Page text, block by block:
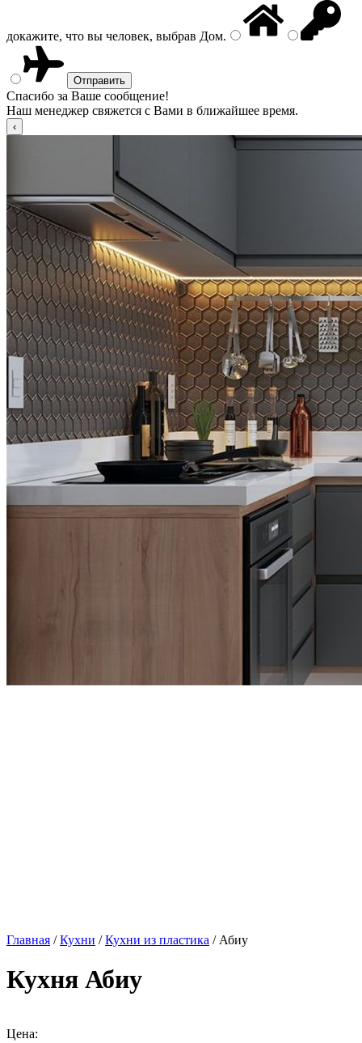
докажите, что вы человек, выбрав Дом.
Спасибо за Ваше сообщение!
Наш менеджер свяжется с Вами в ближайшее время.
Главная /Кухни /Кухни из пластика / Абиу
Кухня Абиу
Цена: